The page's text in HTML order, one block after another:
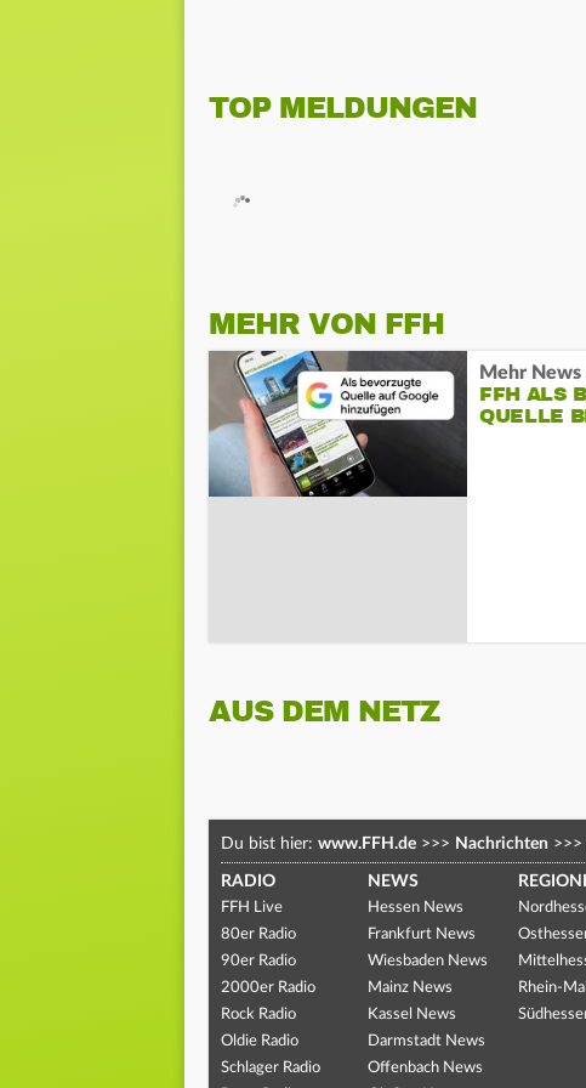
TOP MELDUNGEN
MEHR VON FFH
Mehr News
FFH ALS
QUELLE
AUS DEM NETZ
Du bist hier: www.FFH.de >>> Nachrichten >>>
RADIO
FFH Live
80er Radio
90er Radio
2000er Radio
Rock Radio
Oldie Radio
Schlager Radio
NEWS
Hessen News
Frankfurt News
Wiesbaden News
Mainz News
Kassel News
Darmstadt News
Offenbach News
Rhein-